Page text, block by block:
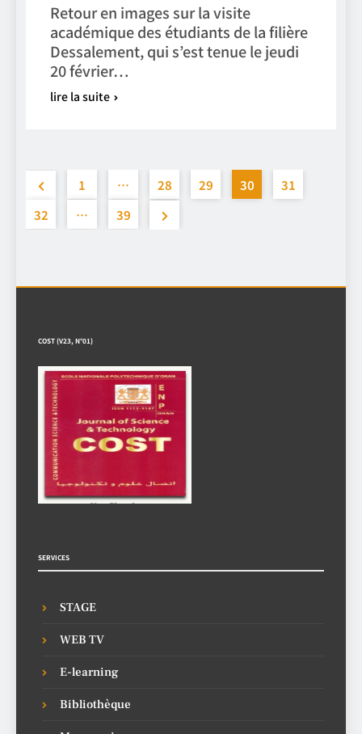
Retour en images sur la visite
académique des étudiants de la filière
Dessalement, qui s’est tenue le jeudi
20 février…
lire la suite
1 … 28 29 30
31
32
… 39
COST (V23, N°01)
SERVICES
STAGE
WEB TV
E-learning
Bibliothèque